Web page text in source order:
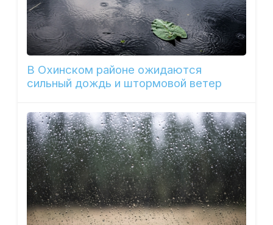
В Охинском районе ожидаются
сильный дождь и штормовой ветер